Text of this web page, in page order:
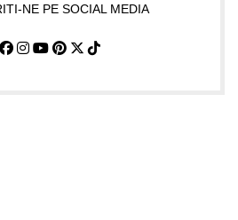
NE PE SOCIAL MEDIA